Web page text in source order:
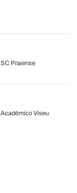
SC Praiense
Académico Viseu